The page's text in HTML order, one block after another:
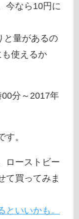
今なら10円に
と量があるの
使えるか
分～2017年
。
ローストビー
て買ってみま
いいかも。